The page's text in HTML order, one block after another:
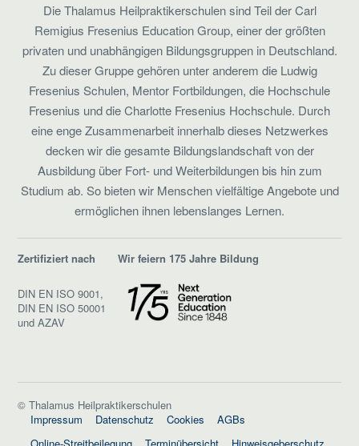
Die Thalamus Heilpraktikerschulen sind Teil der Carl
Remigius Fresenius Education Group, einer der größten
privaten und unabhängigen Bildungsgruppen in Deutschland.
Zu dieser Gruppe gehören unter anderem die Ludwig
Fresenius Schulen, Mentor Fortbildungen, die Hochschule
Fresenius und die Charlotte Fresenius Hochschule. Durch
eine enge Zusammenarbeit innerhalb dieses Netzwerkes
decken wir die gesamte Bildungslandschaft von der
Ausbildung über Fort- und Weiterbildungen bis hin zum
Studium ab. So bieten wir Menschen vielfältige Angebote und
ermöglichen ihnen lebenslanges Lernen.
Zertifiziert nach
DIN EN ISO 9001,
DIN EN ISO 50001
und AZAV
Wir feiern 175 Jahre Bildung
© Thalamus Heilpraktikerschulen
Impressum
Datenschutz Cookies
AGBs